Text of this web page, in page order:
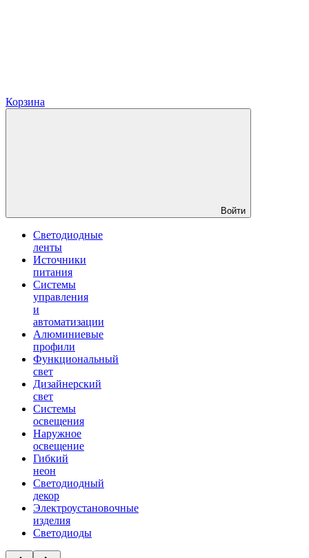
Корзина
Войти
Светодиодные
ленты
Источники
питания
Системы
управления
и
автоматизации
Алюминиевые
профили
Функциональный
свет
Дизайнерский
свет
Системы
освещения
Наружное
освещение
Гибкий
неон
Светодиодный
декор
Электроустановочные
изделия
Светодиоды